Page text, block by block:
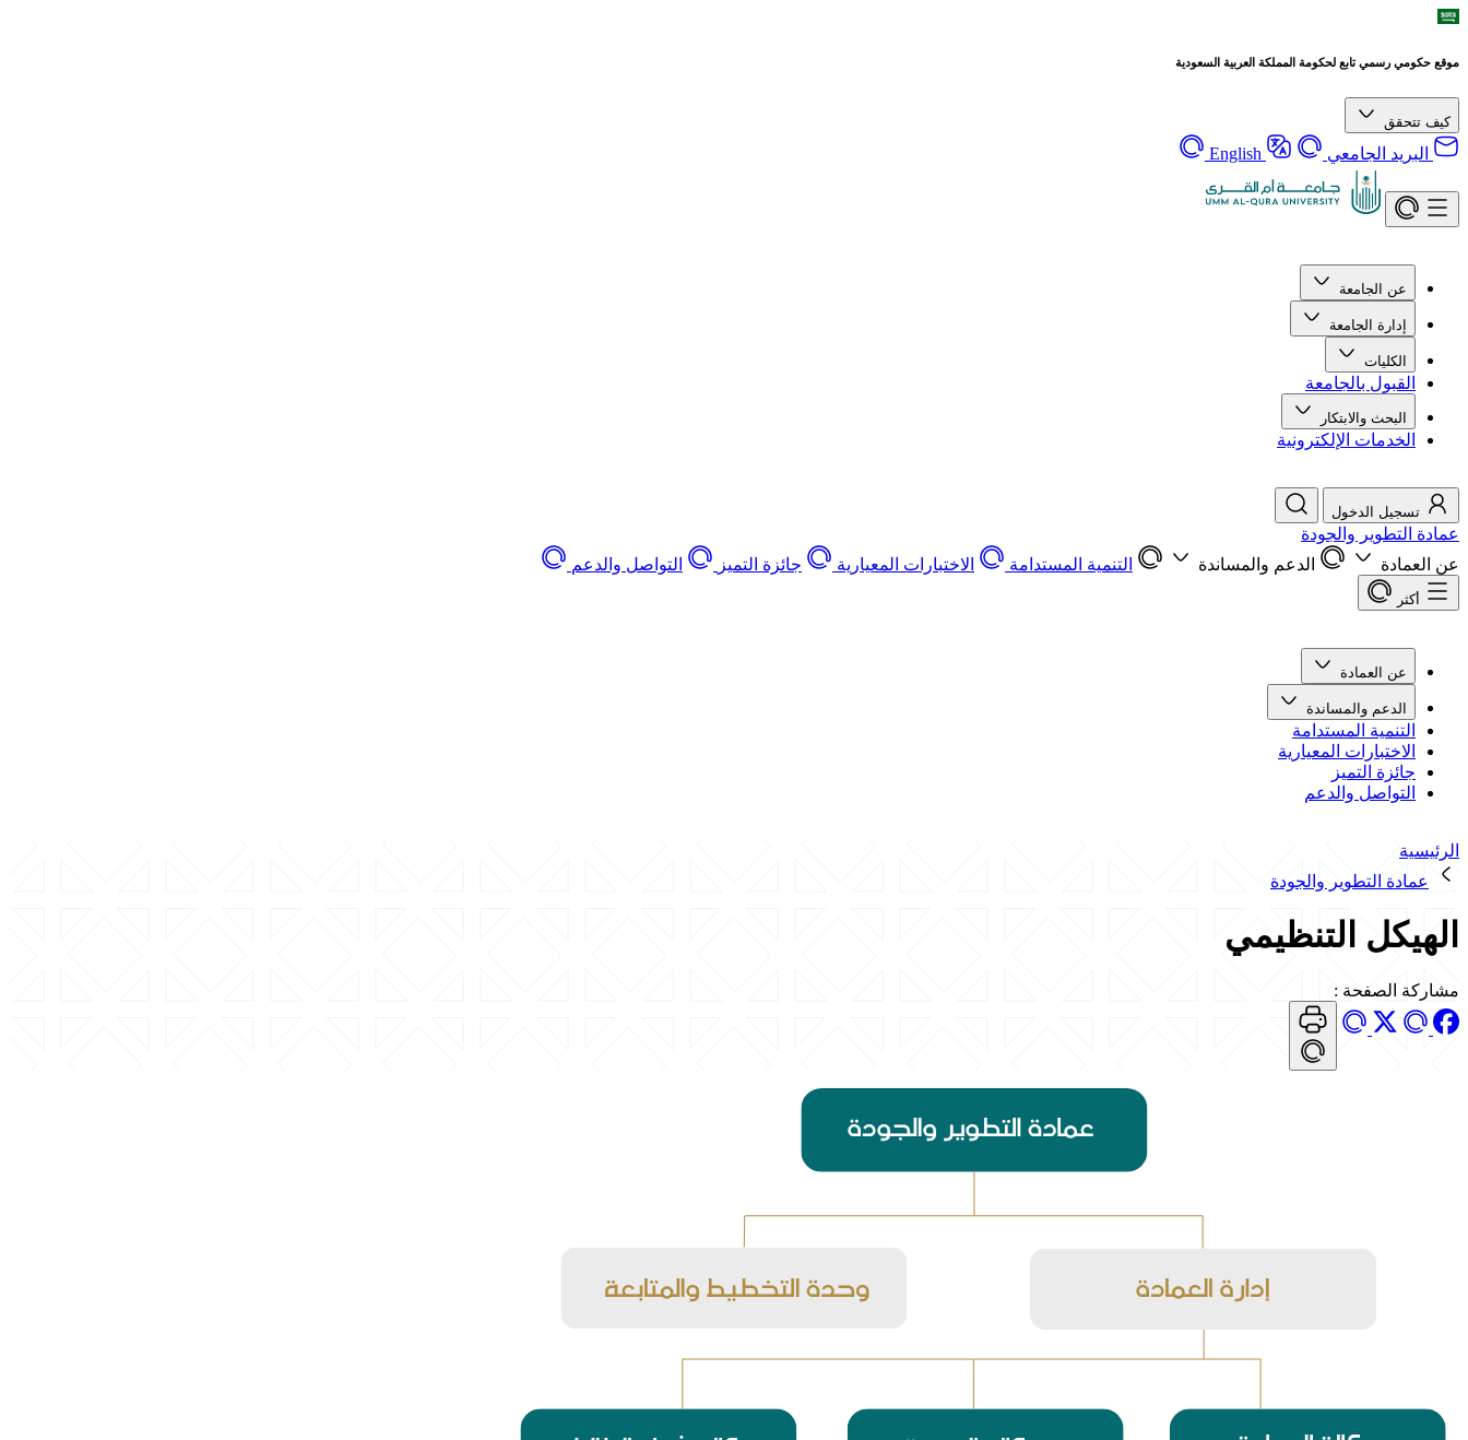
موقع حكومي رسمي تابع لحكومة المملكة العربية السعودية
كيف تتحقق
البريد الجامعي English
عن الجامعة
إدارة الجامعة
الكليات
القبول بالجامعة
البحث والابتكار
الخدمات الإلكترونية
تسجيل الدخول
عمادة التطوير والجودة
عن العمادة
الدعم والمساندة التنمية المستدامة الاختبارات المعيارية جائزة التميز التواصل والدعم
أكثر
عن العمادة
الدعم والمساندة
التنمية المستدامة
الاختبارات المعيارية
جائزة التميز
التواصل والدعم
الرئيسية
عمادة التطوير والجودة
الهيكل التنظيمي
مشاركة الصفحة :